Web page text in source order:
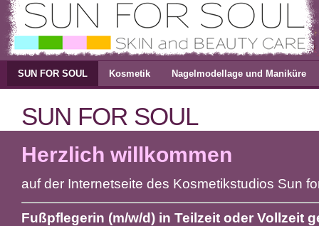
SUN FOR SOUL Kosmetik Nagelmodellage und Maniküre
SUN FOR SOUL
Herzlich willkommen
auf der Internetseite des Kosmetikstudios Sun
Fußpflegerin (m/w/d) in Teilzeit oder Vollzeit